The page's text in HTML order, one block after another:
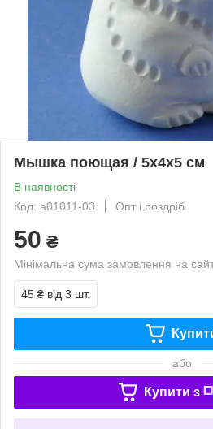
Мышка поющая / 5x4x5 см
В наявності
Код: a01011-03
Опт і роздріб
50 ₴
Мінімальна сума замовлення на
45 ₴ від 3 шт.
або
Купити з